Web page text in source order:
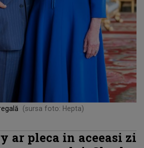
(sursa foto: Hepta)
ar pleca in aceeasi zi